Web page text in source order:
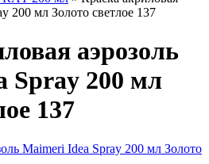
200 мл Золото светлое 137
аэрозоль
Spray 200 мл
137